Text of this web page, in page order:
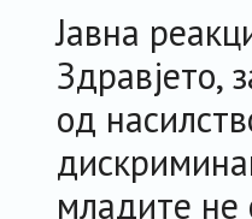
Јавна
Здравјето,
од
младите не